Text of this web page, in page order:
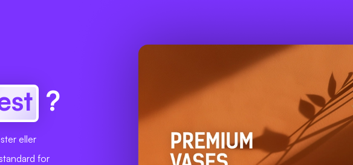
?
eller
for